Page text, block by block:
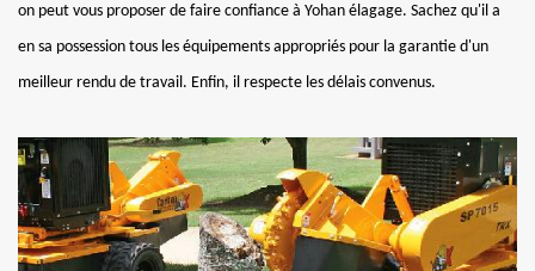
on peut vous proposer de faire confiance à Yohan élagage. Sachez qu'il a
en sa possession tous les équipements appropriés pour la garantie d'un
meilleur rendu de travail. Enfin, il respecte les délais convenus.